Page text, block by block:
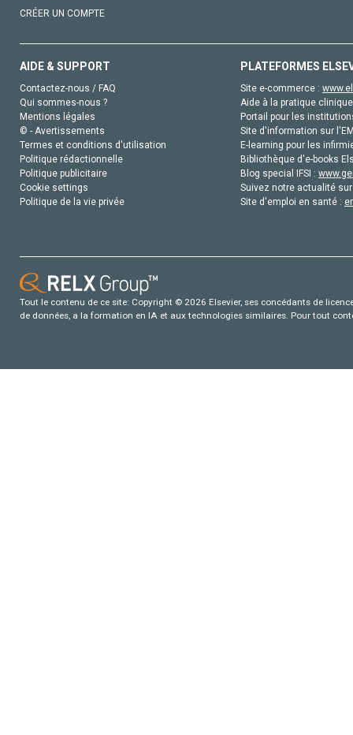
CRÉER UN COMPTE
AIDE & SUPPORT
Contactez-nous / FAQ
Qui sommes-nous ?
Mentions légales
© - Avertissements
Termes et conditions d'utilisation
Politique rédactionnelle
Politique publicitaire
Cookie settings
Politique de la vie privée
PLATEFORMES
Site e-commerce :
Aide à la pratique
Portail pour les
Site d'information sur
E-learning pour les
Bibliothèque d'e-books
Blog special IFSI :
Suivez notre actualité
Site d'emploi en santé :
Tout le contenu de ce site: Copyright © 2026 Elsevier, ses concédants de
de données, a la formation en IA et aux technologies similaires. Pour tout